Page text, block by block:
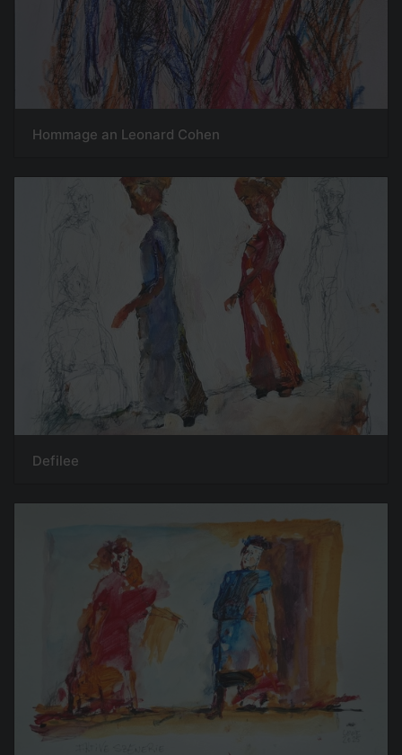
Hommage an Leonard Cohen
Defilee